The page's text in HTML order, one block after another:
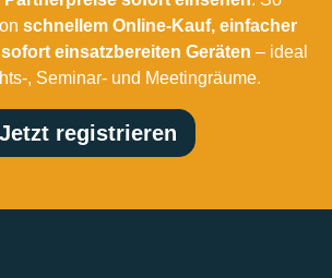
schnellem Online-Kauf, einfacher
einsatzbereiten Geräten – ideal
, Seminar- und Meetingräume.
Jetzt registrieren